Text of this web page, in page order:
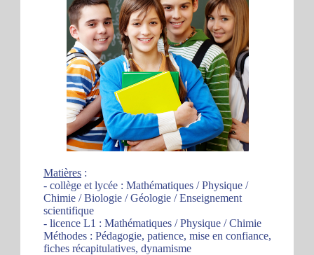
Matières :
- collège et lycée : Mathématiques / Physique /
Chimie / Biologie / Géologie / Enseignement
scientifique
- licence L1 : Mathématiques / Physique / Chimie
Méthodes : Pédagogie, patience, mise en confiance,
fiches récapitulatives, dynamisme